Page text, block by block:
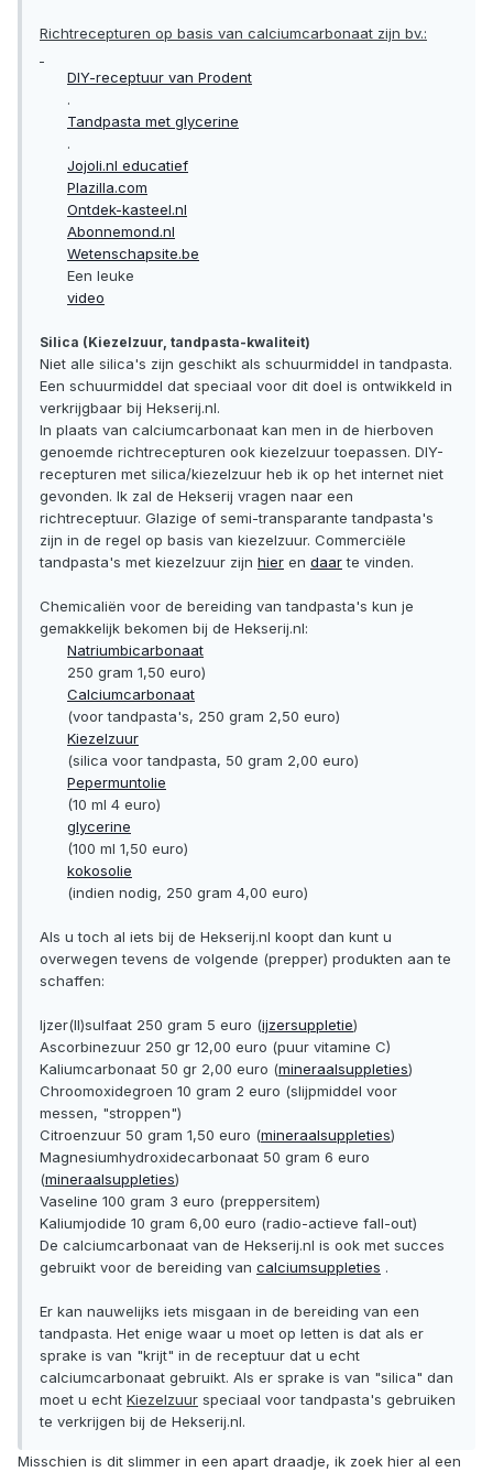
Richtrecepturen op basis van calciumcarbonaat zijn bv.:
DIY-receptuur van Prodent
.
Tandpasta met glycerine
.
Jojoli.nl educatief
Plazilla.com
Ontdek-kasteel.nl
Abonnemond.nl
Wetenschapsite.be
Een leuke
video
Silica (Kiezelzuur, tandpasta-kwaliteit)
Niet alle silica's zijn geschikt als schuurmiddel in tandpasta.
Een schuurmiddel dat speciaal voor dit doel is ontwikkeld in
verkrijgbaar bij Hekserij.nl.
In plaats van calciumcarbonaat kan men in de hierboven
genoemde richtrecepturen ook kiezelzuur toepassen. DIY-
recepturen met silica/kiezelzuur heb ik op het internet niet
gevonden. Ik zal de Hekserij vragen naar een
richtreceptuur. Glazige of semi-transparante tandpasta's
zijn in de regel op basis van kiezelzuur. Commerciële
tandpasta's met kiezelzuur zijn hier en daarte vinden.
Chemicaliën voor de bereiding van tandpasta's kun je
gemakkelijk bekomen bij de Hekserij.nl:
Natriumbicarbonaat
250 gram 1,50 euro)
Calciumcarbonaat
(voor tandpasta's, 250 gram 2,50 euro)
Kiezelzuur
(silica voor tandpasta, 50 gram 2,00 euro)
Pepermuntolie
(10 ml 4 euro)
glycerine
(100 ml 1,50 euro)
kokosolie
(indien nodig, 250 gram 4,00 euro)
Als u toch al iets bij de Hekserij.nl koopt dan kunt u
overwegen tevens de volgende (prepper) produkten aan te
schaffen:
Ijzer(II)sulfaat 250 gram 5 euro (ijzersuppletie)
Ascorbinezuur 250 gr 12,00 euro (puur vitamine C)
Kaliumcarbonaat 50 gr 2,00 euro (mineraalsuppleties)
Chroomoxidegroen 10 gram 2 euro (slijpmiddel voor
messen, "stroppen")
Citroenzuur 50 gram 1,50 euro (mineraalsuppleties)
Magnesiumhydroxidecarbonaat 50 gram 6 euro
(mineraalsuppleties)
Vaseline 100 gram 3 euro (preppersitem)
Kaliumjodide 10 gram 6,00 euro (radio-actieve fall-out)
De calciumcarbonaat van de Hekserij.nl is ook met succes
gebruikt voor de bereiding van calciumsuppleties .
Er kan nauwelijks iets misgaan in de bereiding van een
tandpasta. Het enige waar u moet op letten is dat als er
sprake is van "krijt" in de receptuur dat u echt
calciumcarbonaat gebruikt. Als er sprake is van "silica" dan
moet u echt Kiezelzuur speciaal voor tandpasta's gebruiken
te verkrijgen bij de Hekserij.nl.
Misschien is dit slimmer in een apart draadje, ik zoek hier al een